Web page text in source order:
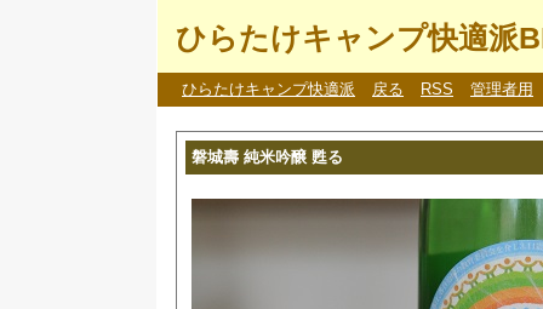
ひらたけキャンプ快適派
ひらたけキャンプ快適派 戻る RSS 管理者用
磐城壽 純米吟醸 甦る